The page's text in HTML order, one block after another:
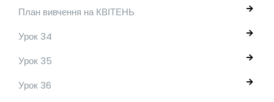
План вивчення на КВІТЕНЬ
Урок 34
Урок 35
Урок 36